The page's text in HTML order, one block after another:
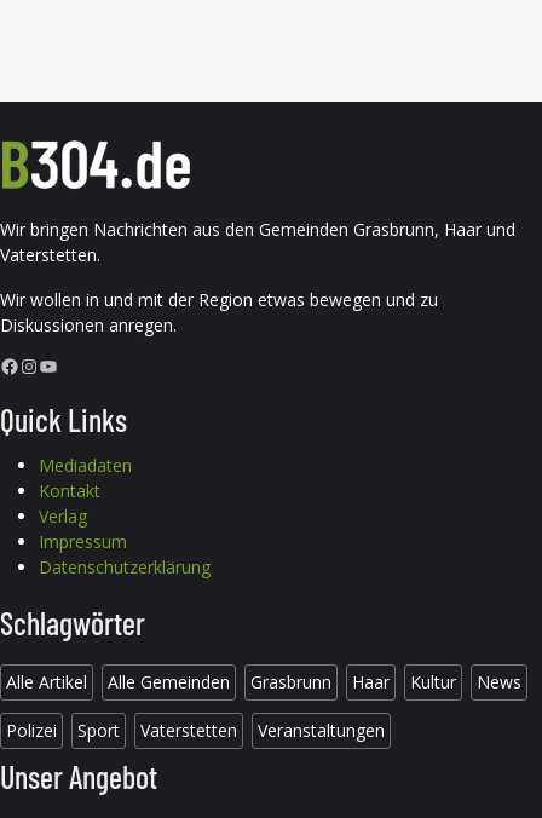
Wir bringen Nachrichten aus den Gemeinden Grasbrunn, Haar und
Vaterstetten.
Wir wollen in und mit der Region etwas bewegen und zu
Diskussionen anregen.
Facebook InstagramYouTube
Quick Links
Mediadaten
Kontakt
Verlag
Impressum
Datenschutzerklärung
Schlagwörter
Alle Artikel Alle Gemeinden Grasbrunn Haar Kultur News
Polizei Sport Vaterstetten Veranstaltungen
Unser Angebot